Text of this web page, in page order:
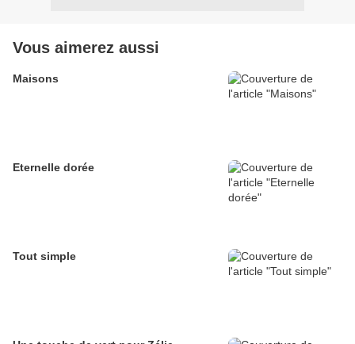
Vous aimerez aussi
Maisons
Eternelle dorée
Tout simple